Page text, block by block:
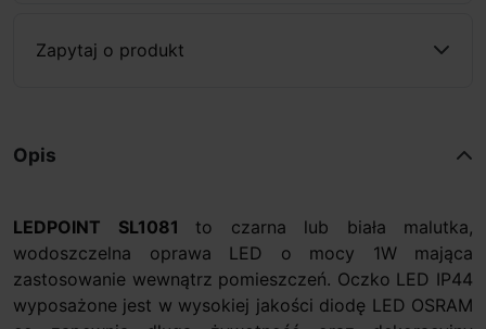
Zapytaj o produkt
Opis
LEDPOINT SL1081 to czarna lub biała malutka,
wodoszczelna oprawa LED o mocy 1W mająca
zastosowanie wewnątrz pomieszczeń. Oczko LED IP44
wyposażone jest w wysokiej jakości diodę LED OSRAM